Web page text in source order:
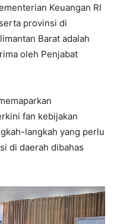
Keuangan RI
provinsi di
Barat adalah
oleh Penjabat
fan kebijakan
langkah yang perlu
di daerah dibahas